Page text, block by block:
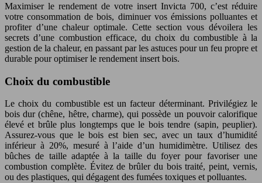
Maximiser le rendement de votre insert Invicta 700, c’est réduire
votre consommation de bois, diminuer vos émissions polluantes et
profiter d’une chaleur optimale. Cette section vous dévoilera les
secrets d’une combustion efficace, du choix du combustible à la
gestion de la chaleur, en passant par les astuces pour un feu propre et
durable pour optimiser le rendement insert bois.
Choix du combustible
Le choix du combustible est un facteur déterminant. Privilégiez le
bois dur (chêne, hêtre, charme), qui possède un pouvoir calorifique
élevé et brûle plus longtemps que le bois tendre (sapin, peuplier).
Assurez-vous que le bois est bien sec, avec un taux d’humidité
inférieur à 20%, mesuré à l’aide d’un humidimètre. Utilisez des
bûches de taille adaptée à la taille du foyer pour favoriser une
combustion complète. Évitez de brûler du bois traité, peint, vernis,
ou des plastiques, qui dégagent des fumées toxiques et polluantes.